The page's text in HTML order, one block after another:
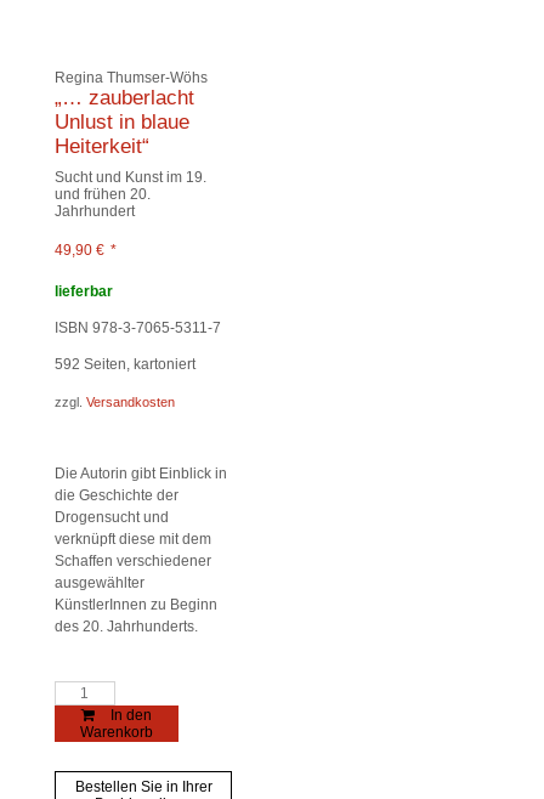
Regina Thumser-Wöhs
„… zauberlacht
Unlust in blaue
Heiterkeit“
Sucht und Kunst im 19.
und frühen 20.
Jahrhundert
49,90 € *
lieferbar
ISBN 978-3-7065-5311-7
592 Seiten, kartoniert
zzgl. Versandkosten
Die Autorin gibt Einblick in
die Geschichte der
Drogensucht und
verknüpft diese mit dem
Schaffen verschiedener
ausgewählter
KünstlerInnen zu Beginn
des 20. Jahrhunderts.
zauberlacht
Unlust
in
Heiterkeit“
Menge
In den
Warenkorb
Bestellen Sie in Ihrer